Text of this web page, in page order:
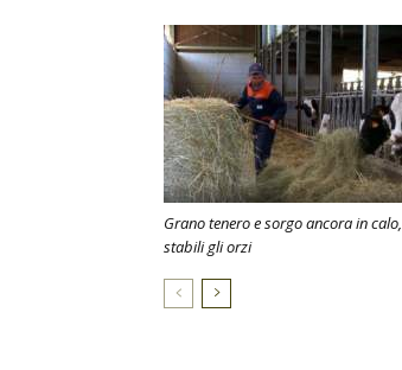
Grano tenero e sorgo ancora in calo,
stabili gli orzi